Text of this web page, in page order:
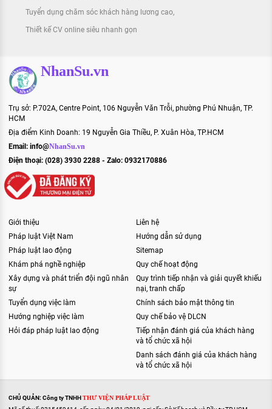
Tuyển dụng chăm sóc khách hàng lương cao
Thiết kế CV online siêu nhanh gọn
NhanSu.vn
Trụ sở: P.702A, Centre Point, 106 Nguyễn Văn Trỗi, phường Phú Nhuận, TP.
HCM
Địa điểm Kinh Doanh: 19 Nguyễn Gia Thiều, P. Xuân Hòa, TP.HCM
Email: info@NhanSu.vn
Điện thoại: (028) 3930 2288 - Zalo: 0932170886
Giới thiệu
Pháp luật Việt Nam
Pháp luật lao động
Khám phá nghề nghiệp
Xây dựng và phát triển đội ngũ nhân
sự
Tuyển dụng việc làm
Hướng nghiệp việc làm
Hỏi đáp pháp luật lao động
Liên hệ
Hướng dẫn sử dụng
Sitemap
Quy chế hoạt động
Quy trình tiếp nhận và giải quyết khiếu
nại, tranh chấp
Chính sách bảo mật thông tin
Quy chế bảo vệ DLCN
Tiếp nhận đánh giá của khách hàng
và tổ chức xã hội
Danh sách đánh giá của khách hàng
và tổ chức xã hội
CHỦ QUẢN: Công ty TNHHTHƯ VIỆN PHÁP LUẬT